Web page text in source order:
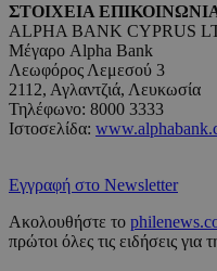
ΣΤΟΙΧΕΙΑ
ALPHA BANK CYPRUS
Μέγαρο Alpha Bank
Λεωφόρος Λεμεσού 3
2112, Αγλαντζιά, Λευκωσία
Τηλέφωνο: 8000 3333
Ιστοσελίδα:
Εγγραφή στο Newsletter
Ακολουθήστε το
πρώτοι όλες τις ειδήσεις